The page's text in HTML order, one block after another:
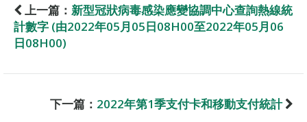
上一篇： 新型冠狀病毒感染應變協調中心查詢熱線統
計數字 (由2022年05月05日08H00至2022年05月06
日08H00)
下一篇： 2022年第1季支付卡和移動支付統計